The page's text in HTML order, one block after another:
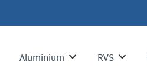
HomeAluminium RVS